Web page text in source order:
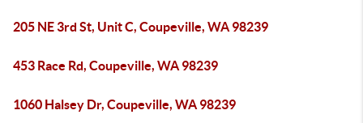
205 NE 3rd St, Unit C, Coupeville, WA 98239
453 Race Rd, Coupeville, WA 98239
1060 Halsey Dr, Coupeville, WA 98239